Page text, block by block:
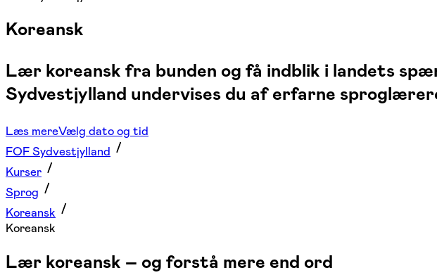
Koreansk
Lær koreansk fra bunden og få indblik i landets
Sydvestjylland undervises du af erfarne
Læs mereVælg dato og tid
FOF Sydvestjylland
Kurser
Sprog
Koreansk
Koreansk
Lær koreansk – og forstå mere end ord